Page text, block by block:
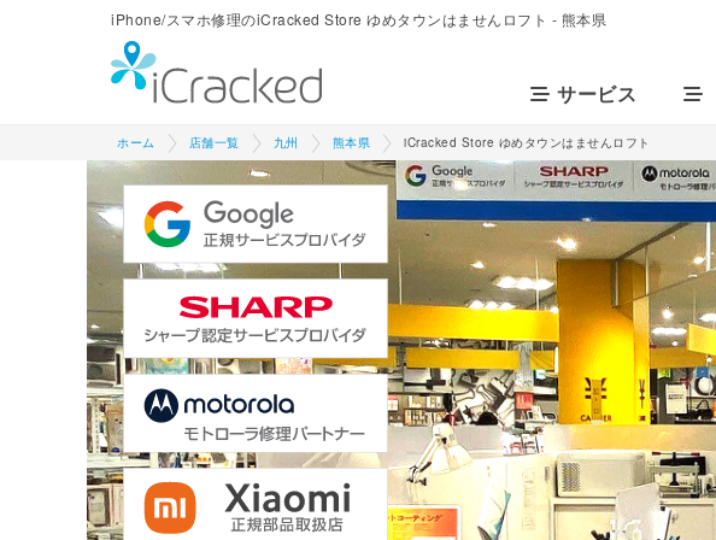
iPhone/スマホ修理のiCracked Store ゆめタウンはませんロフト - 熊本県
サービス
ホーム 店舗一覧 九州 熊本県 iCracked Store ゆめタウンはませんロフト